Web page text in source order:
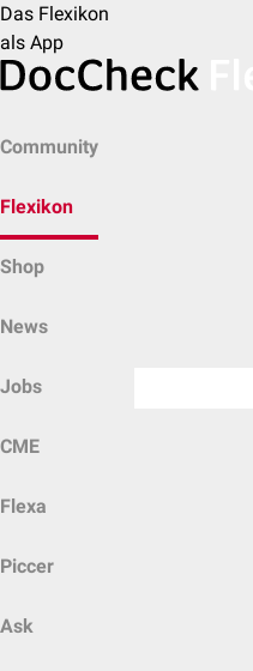
Das Flexikon
als App
Community
Flexikon
Shop
News
Jobs
CME
Flexa
Piccer
Ask